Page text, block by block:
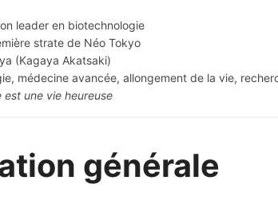
leader en biotechnologie
strate de Néo Tokyo
(Kagaya Akatsaki)
médecine avancée, allongement de la vie,
est une vie heureuse
générale